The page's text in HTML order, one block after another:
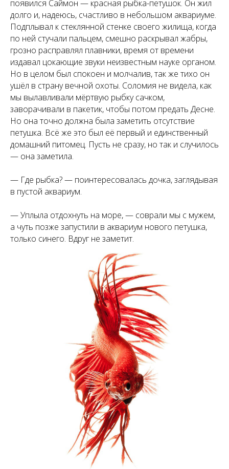
появился Саймон — красная рыбка-петушок. Он жил
долго и, надеюсь, счастливо в небольшом аквариуме.
Подплывал к стеклянной стенке своего жилища, когда
по ней стучали пальцем, смешно раскрывал жабры,
грозно расправлял плавники, время от времени
издавал цокающие звуки неизвестным науке органом.
Но в целом был спокоен и молчалив, так же тихо он
ушёл в страну вечной охоты. Соломия не видела, как
мы вылавливали мёртвую рыбку сачком,
заворачивали в пакетик, чтобы потом предать Десне.
Но она точно должна была заметить отсутствие
петушка. Всё же это был её первый и единственный
домашний питомец. Пусть не сразу, но так и случилось
— она заметила.
— Где рыбка? — поинтересовалась дочка, заглядывая
в пустой аквариум.
— Уплыла отдохнуть на море, — соврали мы с мужем,
а чуть позже запустили в аквариум нового петушка,
только синего. Вдруг не заметит.